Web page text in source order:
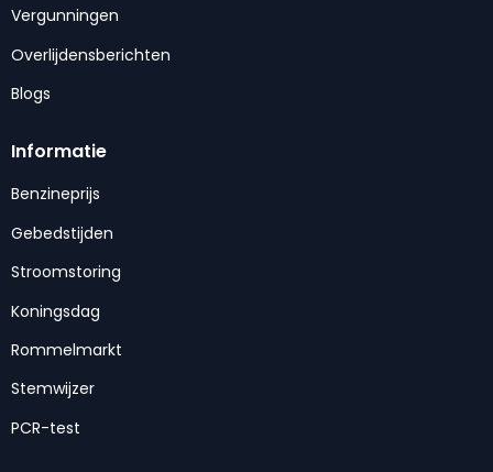
Vergunningen
Overlijdensberichten
Blogs
Informatie
Benzineprijs
Gebedstijden
Stroomstoring
Koningsdag
Rommelmarkt
Stemwijzer
PCR-test